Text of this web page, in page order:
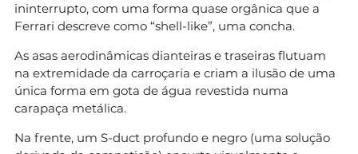
ininterrupto, com uma forma quase orgânica que a
Ferrari descreve como “shell-like”, uma concha.
As asas aerodinâmicas dianteiras e traseiras flutuam
na extremidade da carroçaria e criam a ilusão de uma
única forma em gota de água revestida numa
carapaça metálica.
Na frente, um S-duct profundo e negro (uma solução